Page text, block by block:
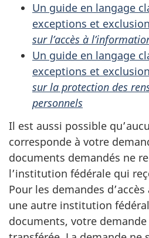
Un guide en langage
exceptions et
sur l’accès à
Un guide en langage
exceptions et
sur la protection des
personnels
Il est aussi possible
corresponde à votre
documents demandés ne
l’institution fédérale qui
Pour les demandes
une autre institution
documents, votre